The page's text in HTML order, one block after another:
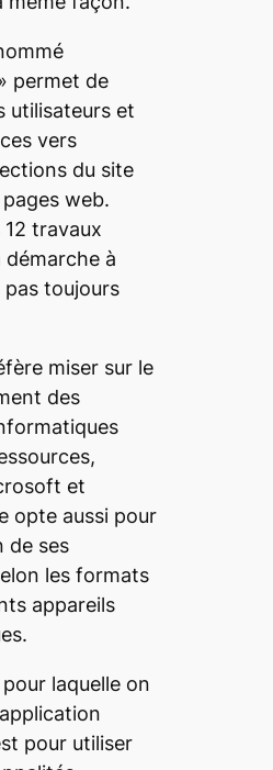
permet de
utilisateurs et
vers
du site
pages web.
12 travaux
démarche à
pas toujours
miser sur le
des
et
opte aussi pour
de ses
les formats
appareils
laquelle on
pour utiliser